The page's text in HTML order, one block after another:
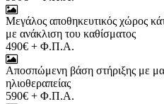
Μεγάλος αποθηκευτικός χώρος
με ανάκλιση του καθίσματος
490€ + Φ.Π.Α.
Αποσπώμενη βάση στήριξης με
ηλιοθεραπείας
590€ + Φ.Π.Α.